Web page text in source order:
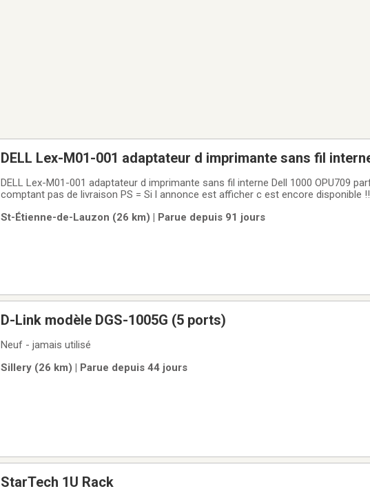
DELL Lex-M01-001 adaptateur d
DELL Lex-M01-001 adaptateur d imprimante sans fil interne Dell 1000 OPU709 parfait état prix $15.00 argent
comptant pas de livraison PS = Si l annonce est afficher c est encore
St-Étienne-de-Lauzon (26 km) | Parue depuis 91 jours
D-Link modèle DGS-1005G (5 ports)
Neuf - jamais utilisé
Sillery (26 km) | Parue depuis 44 jours
StarTech 1U Rack